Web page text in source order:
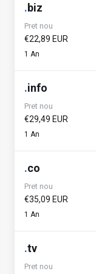
.biz
Pret nou
€22,89 EUR
1 An
.info
Pret nou
€29,49 EUR
1 An
.co
Pret nou
€35,09 EUR
1 An
.tv
Pret nou